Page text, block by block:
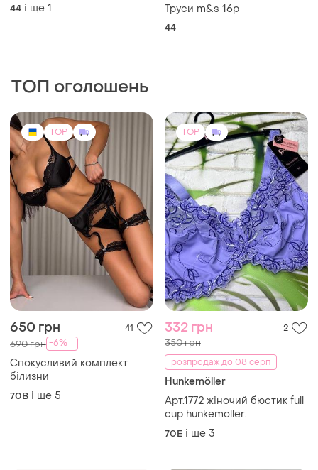
44 і ще 1
Труси m&s 16р
44
ТОП оголошень
TOP
650 грн 41
690 грн -6%
Спокусливий комплект
білизни
70B і ще 5
TOP
332 грн 2
350 грн
розпродаж до 08 серп
Hunkemöller
Арт.1772 жіночий бюстик full
cup hunkemoller.
70E і ще 3